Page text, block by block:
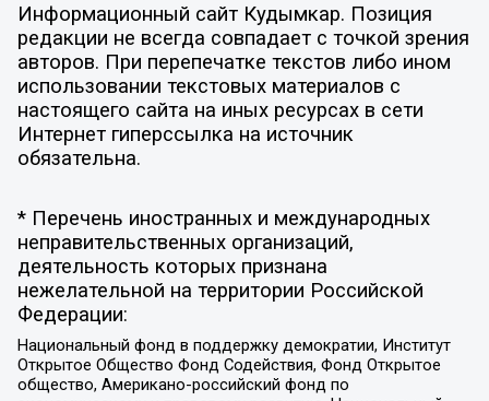
Информационный сайт Кудымкар. Позиция
редакции не всегда совпадает с точкой зрения
авторов. При перепечатке текстов либо ином
использовании текстовых материалов с
настоящего сайта на иных ресурсах в сети
Интернет гиперссылка на источник
обязательна.
* Перечень иностранных и международных
неправительственных организаций,
деятельность которых признана
нежелательной на территории Российской
Федерации:
Национальный фонд в поддержку демократии, Институт
Открытое Общество Фонд Содействия, Фонд Открытое
общество, Американо-российский фонд по